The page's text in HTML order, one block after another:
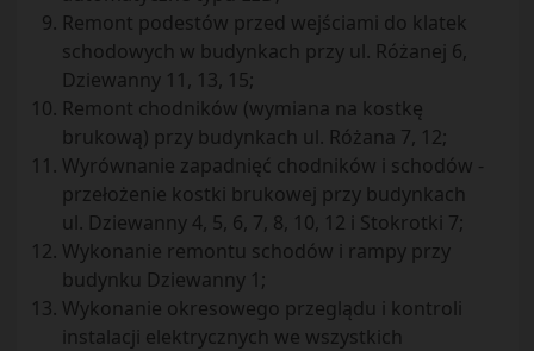
Remont podestów przed wejściami do klatek
schodowych w budynkach przy ul. Różanej 6,
Dziewanny 11, 13, 15;
Remont chodników (wymiana na kostkę
brukową) przy budynkach ul. Różana 7, 12;
Wyrównanie zapadnięć chodników i schodów -
przełożenie kostki brukowej przy budynkach
ul. Dziewanny 4, 5, 6, 7, 8, 10, 12 i Stokrotki 7;
Wykonanie remontu schodów i rampy przy
budynku Dziewanny 1;
Wykonanie okresowego przeglądu i kontroli
instalacji elektrycznych we wszystkich